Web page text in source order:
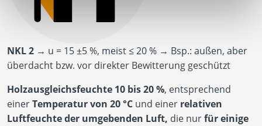
NKL 2 → u = 15 ±5 %, meist ≤ 20 % → Bsp.: außen, aber
überdacht bzw. vor direkter Bewitterung geschützt
Holzausgleichsfeuchte 10 bis 20 %, entsprechend
einerTemperatur von 20 °C und einer relativen
Luftfeuchte der umgebenden Luft, die nurfür einige